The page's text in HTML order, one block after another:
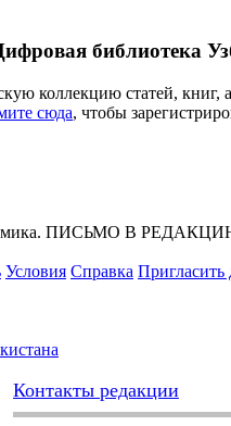
библиотека
коллекцию статей, книг,
сюда, чтобы
ПИСЬМО В
Условия Справка Пригласить
Контакты редакции